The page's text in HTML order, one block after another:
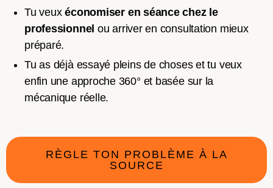
Tu veuxéconomiser en séance chez le
professionnel ou arriver en consultation mieux
préparé.
Tu as déjà essayé pleins de choses et tu veux
enfin une approche 360° et basée sur la
mécanique réelle.
RÈGLE TON PROBLÈME À LA
SOURCE